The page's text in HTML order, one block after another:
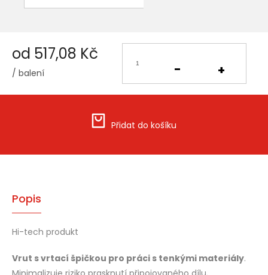
od 517,08 Kč
/ balení
cena:
Přidat do košíku
Popis
Hi-tech produkt
Vrut s vrtací špičkou pro práci s tenkými materiály.